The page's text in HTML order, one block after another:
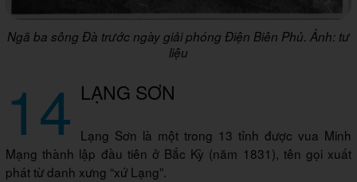
Ngã ba sông Đà trước ngày giải phóng Điện Biên Phủ. Ảnh: tư
liệu
14 LẠNG SƠN
Lạng Sơn là một trong 13 tỉnh được vua Minh
Mạng thành lập đầu tiên ở Bắc Kỳ (năm 1831), tên gọi xuất
phát từ danh xưng “xứ Lạng”.